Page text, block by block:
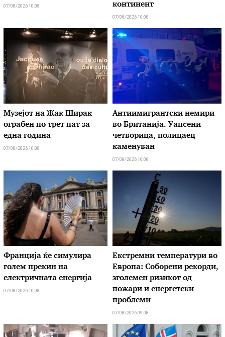
07/08/2026 10:08
континент
07/08/2026 10:08
Музејот на Жак Ширак
ограбен по трет пат за
една година
07/08/2026 10:08
Антиимигрантски немири
во Британија. Уапсени
четворица, полицаец
каменуван
07/08/2026 10:08
Франција ќе симулира
голем прекин на
електричната енергија
07/08/2026 10:08
Екстремни температури во
Европа: Соборени рекорди,
зголемен ризикот од
пожари и енергетски
проблеми
07/08/2026 09:08